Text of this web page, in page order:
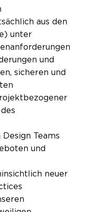
aus den
unter
und
sicheren und
Teams
und
neuer